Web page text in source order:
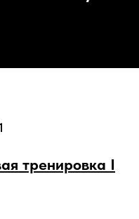
тренировка I